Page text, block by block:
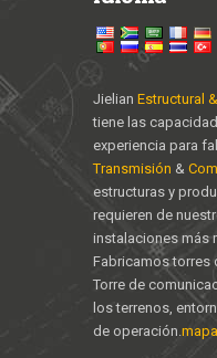
Jielian Estructural
tiene las
experiencia para
Transmisión &
estructuras y
requieren de
instalaciones más
Fabricamos torres
Torre de
los terrenos,
de operación.